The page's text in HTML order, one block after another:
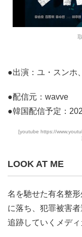
●出演：ユ・スンホ
●配信元：wavve
●韓国配信予定：
[youtube https://
LOOK AT ME
名を馳せた有名整
に落ち、犯罪被害
追跡していくメディ